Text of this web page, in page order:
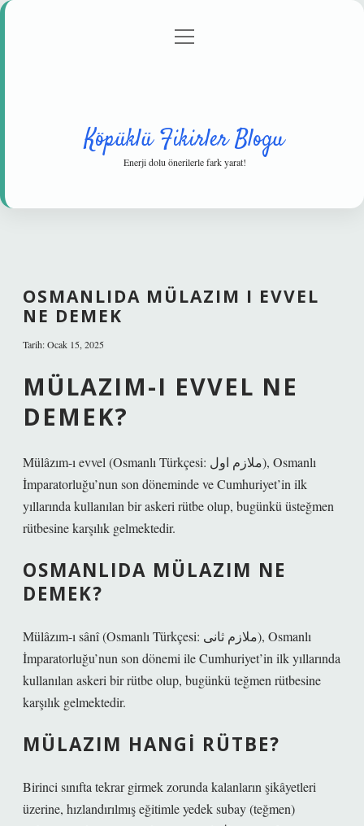
Gizlilik Politikası
menüyü
Köpüklü Fikirler Blogu
Enerji dolu önerilerle fark yarat!
OSMANLIDA MÜLAZIM I EVVEL
NE DEMEK
Tarih: Ocak 15, 2025
MÜLAZIM-I EVVEL NE
DEMEK?
Mülâzım-ı evvel (Osmanlı Türkçesi: ملازم اول), Osmanlı
İmparatorluğu’nun son döneminde ve Cumhuriyet’in ilk
yıllarında kullanılan bir askeri rütbe olup, bugünkü üsteğmen
rütbesine karşılık gelmektedir.
OSMANLIDA MÜLAZIM NE
DEMEK?
Mülâzım-ı sânî (Osmanlı Türkçesi: ملازم ثانی), Osmanlı
İmparatorluğu’nun son dönemi ile Cumhuriyet’in ilk yıllarında
kullanılan askeri bir rütbe olup, bugünkü teğmen rütbesine
karşılık gelmektedir.
MÜLAZIM HANGI RÜTBE?
Birinci sınıfta tekrar girmek zorunda kalanların şikâyetleri
üzerine, hızlandırılmış eğitimle yedek subay (teğmen)